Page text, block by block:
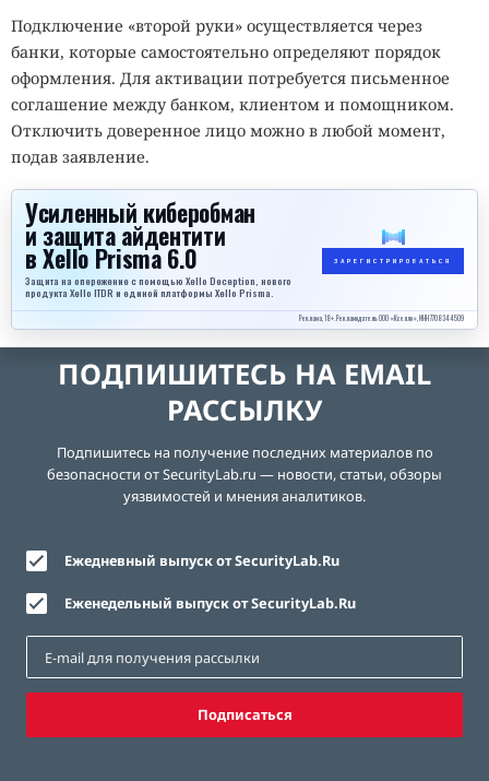
Подключение «второй руки» осуществляется через
банки, которые самостоятельно определяют порядок
оформления. Для активации потребуется письменное
соглашение между банком, клиентом и помощником.
Отключить доверенное лицо можно в любой момент,
подав заявление.
Усиленный киберобман
и защита айдентити
в Xello Prisma 6.0
Защита на опережение с помощью Xello Deception, нового
продукта Xello ITDR и единой платформы Xello Prisma.
ЗАРЕГИСТРИРОВАТЬСЯ
Реклама, 18+. Рекламодатель ООО «Кселло», ИНН 7708344509
ПОДПИШИТЕСЬ НА EMAIL
РАССЫЛКУ
Подпишитесь на получение последних материалов по
безопасности от SecurityLab.ru — новости, статьи, обзоры
уязвимостей и мнения аналитиков.
Ежедневный выпуск от SecurityLab.Ru
Еженедельный выпуск от SecurityLab.Ru
Подписаться